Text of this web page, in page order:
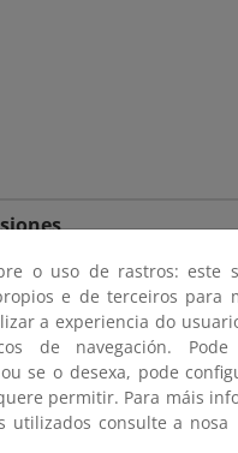
Emisiones y Fuentes
o uso de rastros: este
e de terceiros para
a experiencia do
de navegación. Pode
se o desexa, pode
permitir. Para máis
utilizados consulte a